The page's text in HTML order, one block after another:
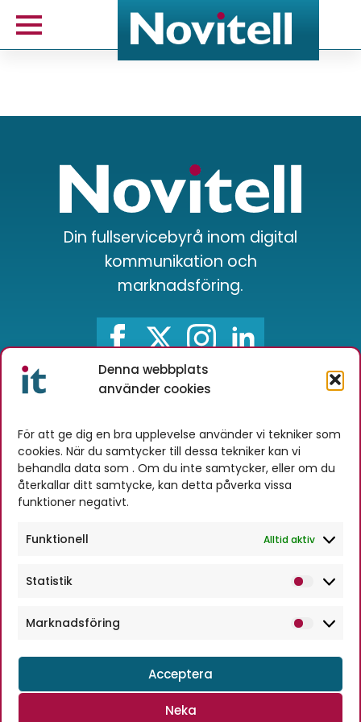
Denna webbplats
använder cookies
För att ge dig en bra upplevelse använder vi tekniker som
cookies. När du samtycker till dessa tekniker kan vi
behandla data som . Om du inte samtycker, eller om du
återkallar ditt samtycke, kan detta påverka vissa
funktioner negativt.
Funktionell Alltid aktiv
Statistik
Marknadsföring
Acceptera
Neka
Din fullservicebyrå inom digital
kommunikation och
marknadsföring.
Novitell AB
Stationsgatan 4A
384 30 Blomstermåla
Telefon:0480-230 60
info@novitell.se
Vi finns mitt emellan
och
den småländska ostkusten. Det är fyra mil
. Vi befinner oss nästan mitt i
Kalmar län.